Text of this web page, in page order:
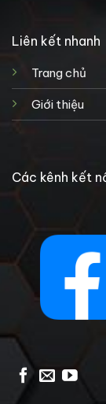
Liên kết nhanh
Trang chủ
Giới thiệu
Các kênh kết